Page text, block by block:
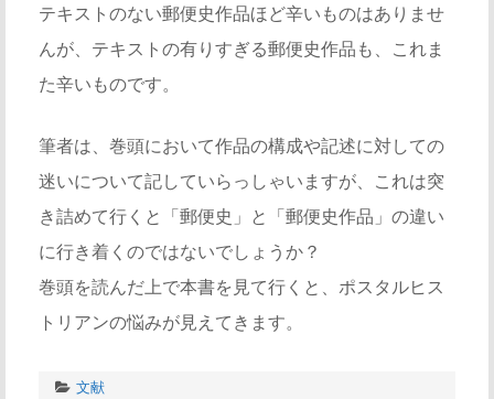
テキストのない郵便史作品ほど辛いものはありませ
んが、テキストの有りすぎる郵便史作品も、これま
た辛いものです。
筆者は、巻頭において作品の構成や記述に対しての
迷いについて記していらっしゃいますが、これは突
き詰めて行くと「郵便史」と「郵便史作品」の違い
に行き着くのではないでしょうか？
巻頭を読んだ上で本書を見て行くと、ポスタルヒス
トリアンの悩みが見えてきます。
文献